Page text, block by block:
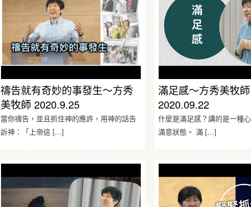
禱告就有奇妙的事發生～方秀
美牧師 2020.9.25
當你禱告，並且抓住神的應許，用神的話告
訴神：「上帝這[…]
滿足感～方秀美牧師
2020.09.22
什麼是滿足感？講的是一種
滿意狀態。 滿[…]